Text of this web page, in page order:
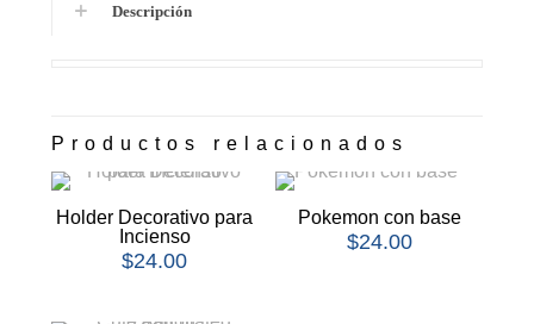
Descripción
Productos relacionados
Holder Decorativo para
Incienso
$24.00
Pokemon con base
$24.00